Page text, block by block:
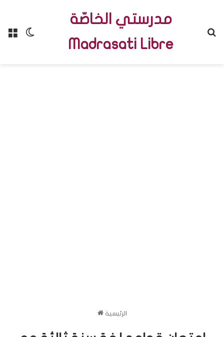
Menu
مدرستي الخاصّة
Madrasati Libre
الرئيسية